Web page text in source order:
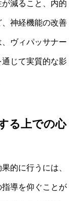
減ること、内的
神経機能の改善
ヴィパッサナー
じて実質的な影
る上での心
的に行うには、
導を仰ぐことが